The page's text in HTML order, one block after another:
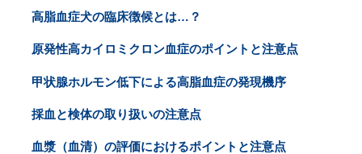
高脂血症犬の臨床徴候とは…？
原発性高カイロミクロン血症のポイントと注意点
甲状腺ホルモン低下による高脂血症の発現機序
採血と検体の取り扱いの注意点
血漿（血清）の評価におけるポイントと注意点